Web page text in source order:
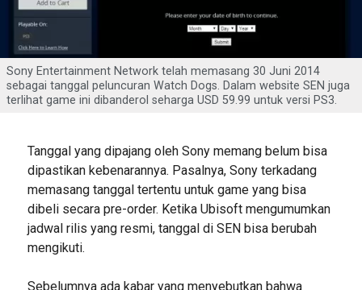
Sony Entertainment Network telah memasang 30 Juni 2014
sebagai tanggal peluncuran Watch Dogs. Dalam website SEN juga
terlihat game ini dibanderol seharga USD 59.99 untuk versi PS3.
Tanggal yang dipajang oleh Sony memang belum bisa
dipastikan kebenarannya. Pasalnya, Sony terkadang
memasang tanggal tertentu untuk game yang bisa
dibeli secara pre-order. Ketika Ubisoft mengumumkan
jadwal rilis yang resmi, tanggal di SEN bisa berubah
mengikuti.
Sebelumnya ada kabar yang menyebutkan bahwa